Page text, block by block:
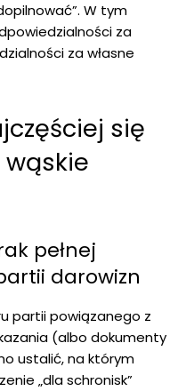
W tym
za
za własne
się
wąskie
pełnej
darowizn
partii powiązanego z
(albo dokumenty
ustalić, na którym
„dla schronisk”